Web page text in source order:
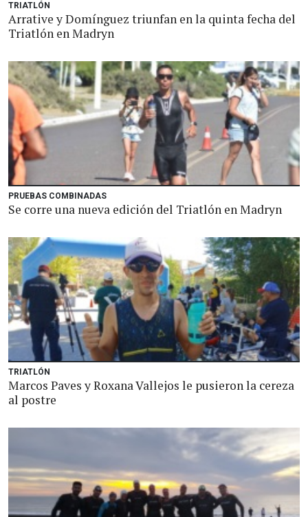
TRIATLÓN
Arrative y Domínguez triunfan en la quinta fecha del
Triatlón en Madryn
PRUEBAS COMBINADAS
Se corre una nueva edición del Triatlón en Madryn
TRIATLÓN
Marcos Paves y Roxana Vallejos le pusieron la cereza
al postre